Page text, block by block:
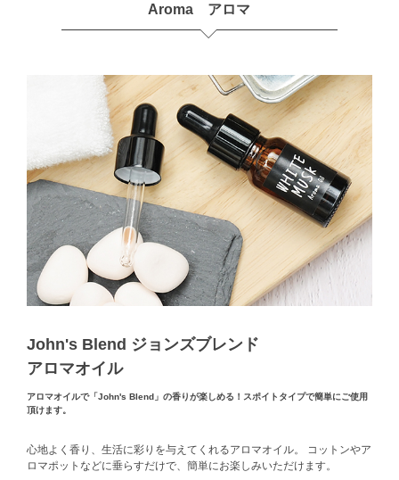
Aroma アロマ
John's Blend ジョンズブレンド
アロマオイル
アロマオイルで「John's Blend」の香りが楽しめる！スポイトタイプで簡単にご使用
頂けます。
心地よく香り、生活に彩りを与えてくれるアロマオイル。
コットンやア
ロマポットなどに垂らすだけで、簡単にお楽しみいただけます。